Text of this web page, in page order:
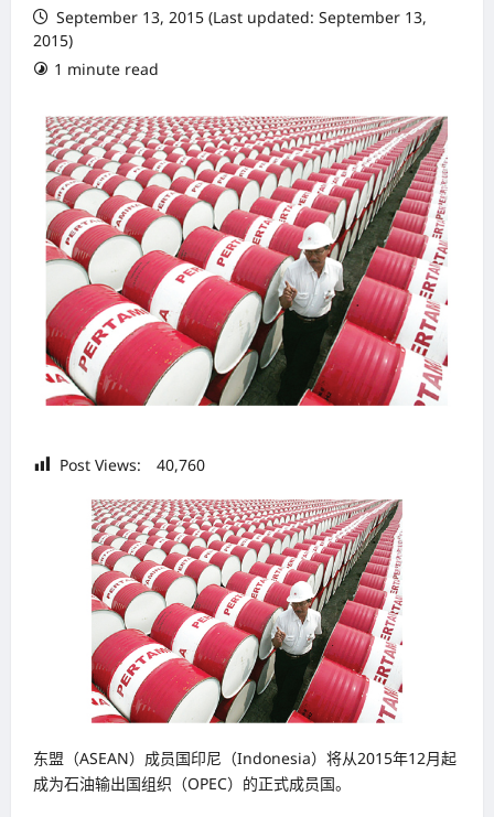
September 13, 2015 (Last updated: September 13,
2015)
1 minute read
Post Views: 40,760
东盟（ASEAN）成员国印尼（Indonesia）将从2015年12月起
成为石油输出国组织（OPEC）的正式成员国。